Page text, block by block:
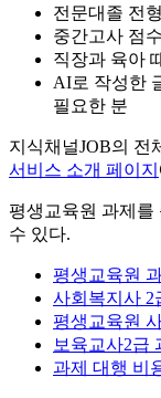
전문대졸 전
중간고사 점
직장과 육아
AI로 작성한
필요한 분
지식채널JOB의 전
서비스 소개 페이지
평생교육원 과제를
수 있다.
평생교육원
사회복지사 2
평생교육원
보육교사2급
과제 대행 비